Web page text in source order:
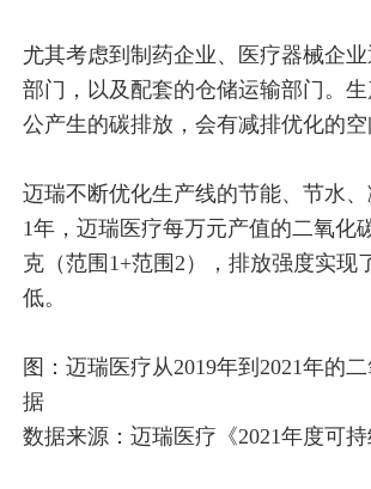
尤其考虑到制药企业、医疗器械企
部门，以及配套的仓储运输部门。
公产生的碳排放，会有减排优化的空
迈瑞不断优化生产线的节能、节水
1年，迈瑞医疗每万元产值的二氧化
克（范围1+范围2），排放强度实现
低。
图：迈瑞医疗从2019年到2021年的
据
数据来源：迈瑞医疗《2021年度可持